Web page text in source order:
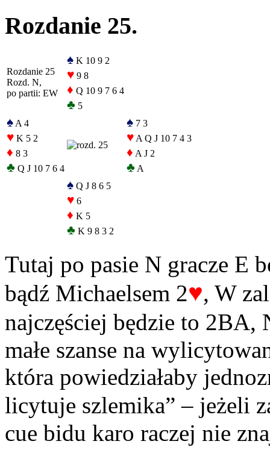
Rozdanie 25.
Rozdanie 25
Rozd. N,
po partii: EW
♠ K 10 9 2
♥ 9 8
♦ Q 10 9 7 6 4
♣ 5
♠ A 4
♥ K 5 2
♦ 8 3
♣ Q J 10 7 6 4
♠ 7 3
♥ A Q J 10 7 4 3
♦ A J 2
♣ A
♠ Q J 8 6 5
♥ 6
♦ K 5
♣ K 9 8 3 2
Tutaj po pasie N gracze E
bądź Michaelsem 2♥, W
najczęściej będzie to 2BA,
małe szanse na
która powiedziałaby
licytuje szlemika” – jeżeli
cue bidu karo raczej nie